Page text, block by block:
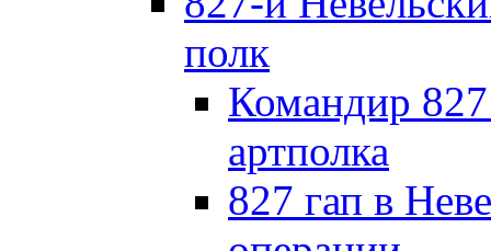
полк
Командир 827
артполка
827 гап в